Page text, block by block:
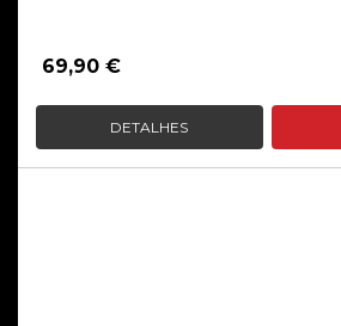
69,90 €
DETALHES